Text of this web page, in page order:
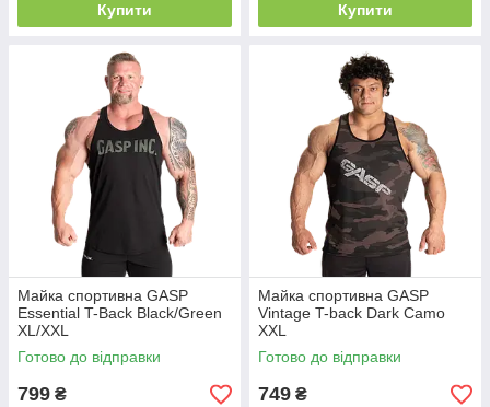
Купити Купити
Майка спортивна GASP
Essential T-Back Black/Green
XL/XXL
Готово до відправки
799 ₴
Майка спортивна GASP
Vintage T-back Dark Camo
XXL
Готово до відправки
749 ₴